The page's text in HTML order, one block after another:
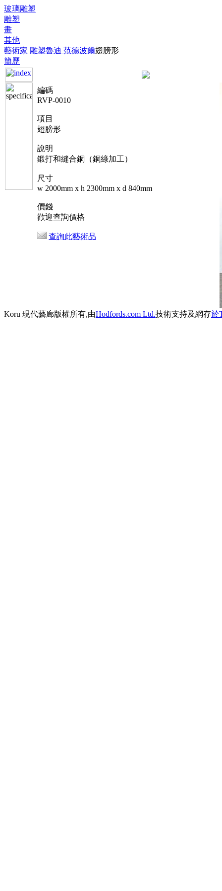
玻璃雕塑
雕塑
畫
其他
藝術家 雕塑魯迪 范德波爾翅膀形
簡歷
編碼
RVP-0010
項目
翅膀形
說明
鍛打和縫合銅（銅綠加工）
尺寸
w 2000mm x h 2300mm x d 840mm
價錢
歡迎查詢價格
查詢此藝術品
Koru 現代藝廊版權所有,由Hodfords.com Ltd.技術支持及網存於